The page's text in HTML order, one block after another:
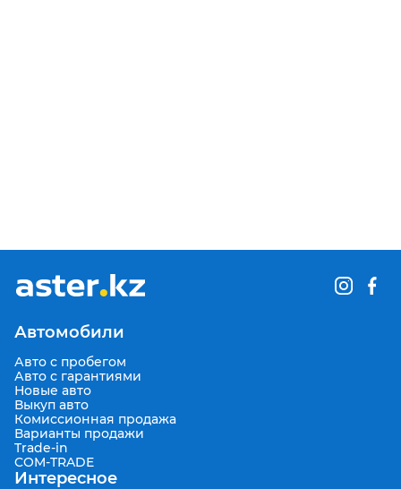
Автомобили
Авто с пробегом
Авто с гарантиями
Новые авто
Выкуп авто
Комиссионная продажа
Варианты продажи
Trade-in
COM-TRADE
Интересное